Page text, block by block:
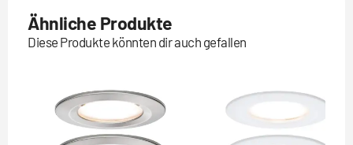
Ähnliche Produkte
Diese Produkte könnten dir auch gefallen